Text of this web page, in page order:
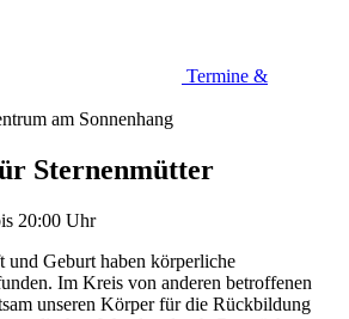
Termine &
am Sonnenhang
Sternenmütter
20:00 Uhr
und Geburt haben körperliche
Im Kreis von anderen betroffenen
unseren Körper für die Rückbildung